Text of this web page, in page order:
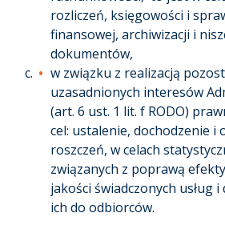
rozliczeń, księgowości i
finansowej, archiwizacji i
dokumentów,
w związku z realizacją
uzasadnionych interesów
(art. 6 ust. 1 lit. f RODO)
cel: ustalenie, dochodzenie i
roszczeń, w celach
związanych z poprawą
jakości świadczonych usług
ich do odbiorców.